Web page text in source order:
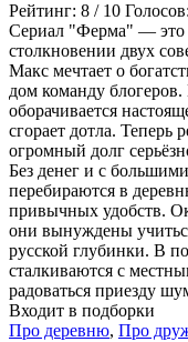
Рейтинг: 8 / 10 Голосов:
Сериал "Ферма" — это
столкновении двух
Макс мечтает о
дом команду
оборачивается
сгорает дотла. Теперь
огромный долг
Без денег и с
перебираются в
привычных удобств.
они вынуждены
русской глубинки. В
сталкиваются с
радоваться приезду
Входит в подборки
Про деревню, Про